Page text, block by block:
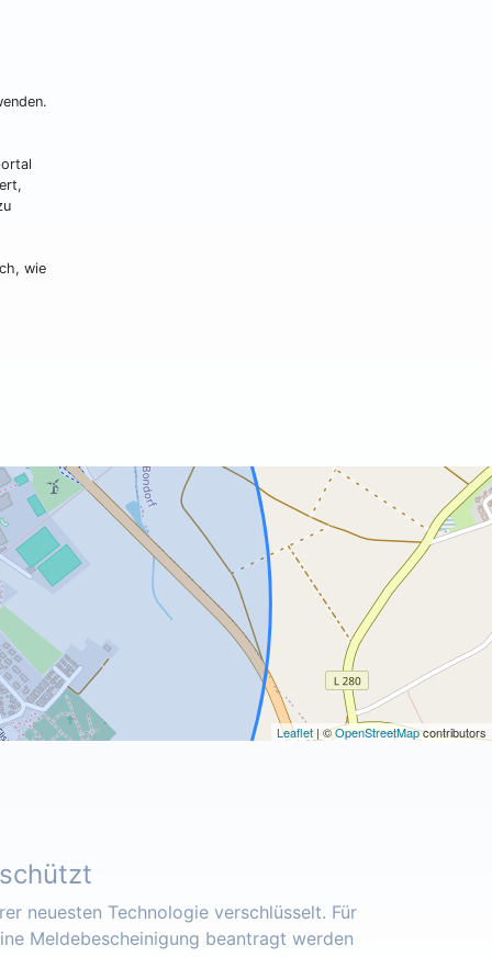
wie
Leaflet| ©OpenStreetMapcontributors
neuesten Technologie verschlüsselt. Für
Meldebescheinigung beantragt werden